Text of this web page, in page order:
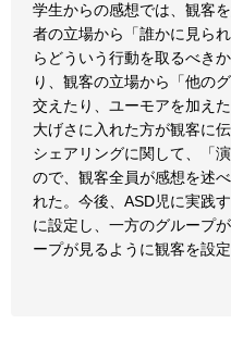
学生からの感想では、観客
者の立場から「誰かに見ら
らどういう行動を取るべき
り、観客の立場から「他の
交えたり、ユーモアを加え
大げさに入れた方が観客に
シェアリングに関して、「
ので、観客全員が感想を述
れた。今後、ASD児に実践
に設定し、一方のグループ
ープが見るように観客を設定